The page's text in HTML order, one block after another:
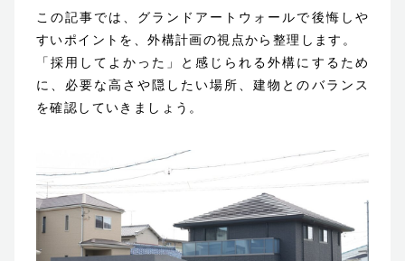
この記事では、グランドアートウォールで後悔しや
すいポイントを、外構計画の視点から整理します。
「採用してよかった」と感じられる外構にするため
に、必要な高さや隠したい場所、建物とのバランス
を確認していきましょう。